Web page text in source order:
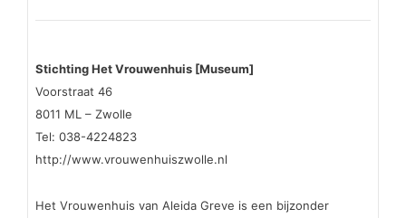
Stichting Het Vrouwenhuis [Museum]
Voorstraat 46
8011 ML – Zwolle
Tel: 038-4224823
http://www.vrouwenhuiszwolle.nl
Het Vrouwenhuis van Aleida Greve is een bijzonder